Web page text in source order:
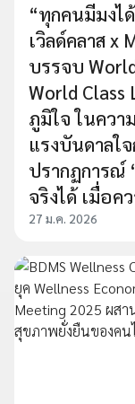
“ทุกคนมีมงไ
เวิลด์คลาส x
บรรจบ
World Class
ภูมิใจ ในควา
แรงบันดาลใ
ปรากฏการณ์
จริงได้ เมื่อค
27 ม.ค. 2026